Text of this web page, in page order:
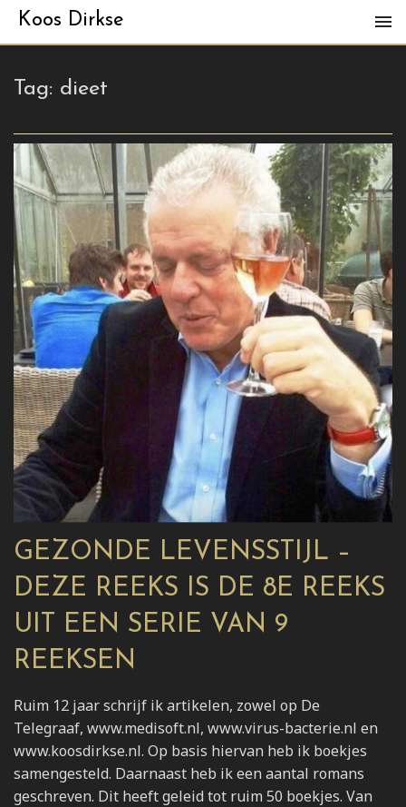
Koos Dirkse
Tag: dieet
GEZONDE LEVENSSTIJL –
DEZE REEKS IS DE 8E REEKS
UIT EEN SERIE VAN 9
REEKSEN
Ruim 12 jaar schrijf ik artikelen, zowel op De
Telegraaf, www.medisoft.nl, www.virus-bacterie.nl en
www.koosdirkse.nl. Op basis hiervan heb ik boekjes
samengesteld. Daarnaast heb ik een aantal romans
geschreven. Dit heeft geleid tot ruim 50 boekjes. Van